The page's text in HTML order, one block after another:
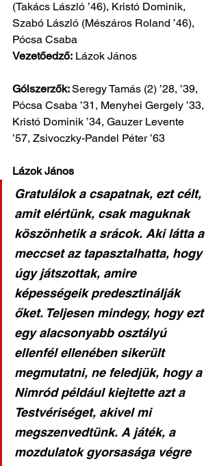
(Takács László ’46), Kristó Dominik,
Szabó László (Mészáros Roland ’46),
Pócsa Csaba
Vezetőedző: Lázok János
Gólszerzők: Seregy Tamás (2) ’28, ’39,
Pócsa Csaba ’31, Menyhei Gergely ’33,
Kristó Dominik ’34, Gauzer Levente
’57, Zsivoczky-Pandel Péter ’63
Lázok János
Gratulálok a csapatnak, ezt célt,
amit elértünk, csak maguknak
köszönhetik a srácok. Aki látta a
meccset az tapasztalhatta, hogy
úgy játszottak, amire
képességeik predesztinálják
őket. Teljesen mindegy, hogy ezt
egy alacsonyabb osztályú
ellenfél ellenében sikerült
megmutatni, ne feledjük, hogy a
Nimród például kiejtette azt a
Testvériséget, akivel mi
megszenvedtünk. A játék, a
mozdulatok gyorsasága végre